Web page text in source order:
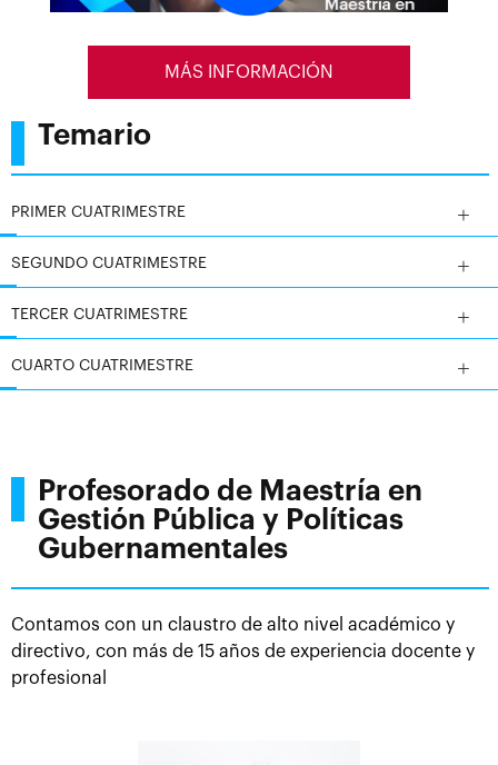
administraciones públicas, preparando a los
MÁS INFORMACIÓN
Temario
PRIMER CUATRIMESTRE
SEGUNDO CUATRIMESTRE
TERCER CUATRIMESTRE
CUARTO CUATRIMESTRE
Profesorado de Maestría en
Gestión Pública y Políticas
Gubernamentales
Contamos con un claustro de alto nivel académico y
directivo, con más de 15 años de experiencia docente y
profesional